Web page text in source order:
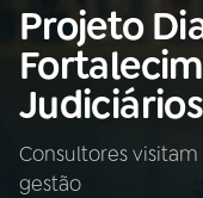
Buscar
na
Rádio
Nacional
Projeto
Consultores
gestão